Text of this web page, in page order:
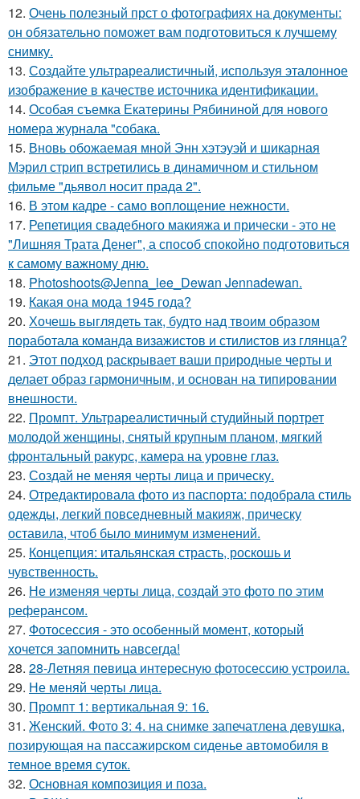
12. Очень полезный прст о фотографиях на документы:
он обязательно поможет вам подготовиться к лучшему
снимку.
13. Создайте ультрареалистичный, используя эталонное
изображение в качестве источника идентификации.
14. Особая съемка Екатерины Рябининой для нового
номера журнала "собака.
15. Вновь обожаемая мной Энн хэтэуэй и шикарная
Мэрил стрип встретились в динамичном и стильном
фильме "дьявол носит прада 2".
16. В этом кадре - само воплощение нежности.
17. Репетиция свадебного макияжа и прически - это не
"Лишняя Трата Денег", а способ спокойно подготовиться
к самому важному дню.
18. Photoshoots@Jenna_lee_Dewan Jennadewan.
19. Какая она мода 1945 года?
20. Хочешь выглядеть так, будто над твоим образом
поработала команда визажистов и стилистов из глянца?
21. Этот подход раскрывает ваши природные черты и
делает образ гармоничным, и основан на типировании
внешности.
22. Промпт. Ультрареалистичный студийный портрет
молодой женщины, снятый крупным планом, мягкий
фронтальный ракурс, камера на уровне глаз.
23. Создай не меняя черты лица и прическу.
24. Отредактировала фото из паспорта: подобрала стиль
одежды, легкий повседневный макияж, прическу
оставила, чтоб было минимум изменений.
25. Концепция: итальянская страсть, роскошь и
чувственность.
26. Не изменяя черты лица, создай это фото по этим
реферансом.
27. Фотосессия - это особенный момент, который
хочется запомнить навсегда!
28. 28-Летняя певица интересную фотосессию устроила.
29. Не меняй черты лица.
30. Промпт 1: вертикальная 9: 16.
31. Женский. Фото 3: 4. на снимке запечатлена девушка,
позирующая на пассажирском сиденье автомобиля в
темное время суток.
32. Основная композиция и поза.